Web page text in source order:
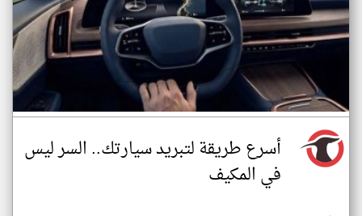
أسرع طريقة لتبريد سيارتك.. السر ليس
في المكيف